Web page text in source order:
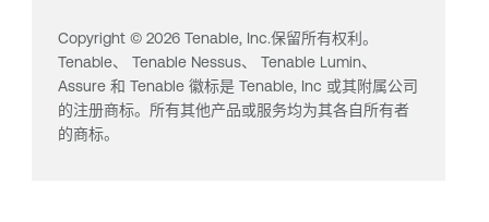
Copyright © 2026Tenable, Inc.保留所有权利。
Tenable、 Tenable Nessus、 Tenable Lumin、
Assure 和 Tenable 徽标是 Tenable, Inc 或其附属公司
的注册商标。所有其他产品或服务均为其各自所有者
的商标。